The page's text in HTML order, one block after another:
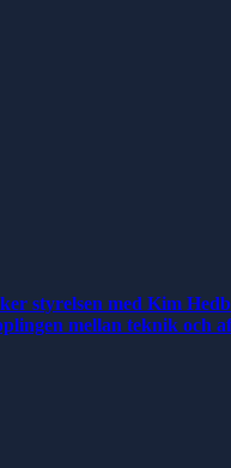
styrelsen med Kim
mellan teknik och